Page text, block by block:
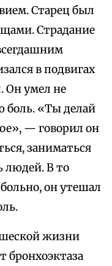
Старец был
Страдание
в подвигах
Он умел не
боль. «Ты делай
— говорил он
заниматься
людей. В то
он утешал
жизни
бронхоэктаза